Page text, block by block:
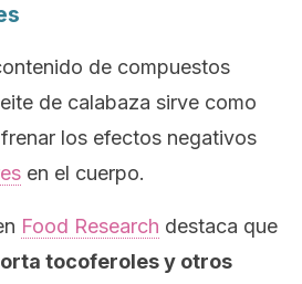
de compuestos
de calabaza sirve como
los efectos negativos
en el cuerpo.
Food Research destaca que
tocoferoles y otros